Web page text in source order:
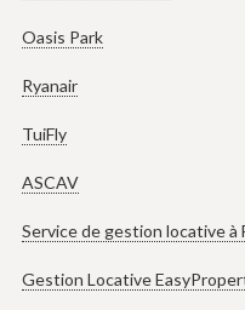
Oasis Park
Ryanair
TuiFly
ASCAV
Service de gestion locative
Gestion Locative